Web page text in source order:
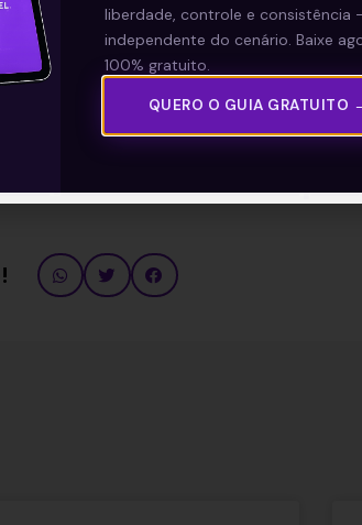
| Política sem Aspas
liberdade, controle e consistência
independente do cenário. Baixe
100% gratuito.
QUERO O GUIA GRATUITO